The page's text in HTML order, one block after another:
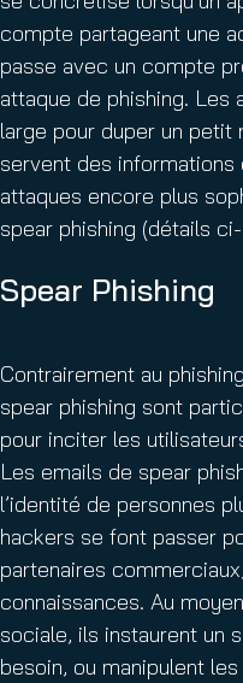
compte partageant une
passe avec un compte
attaque de phishing. Les
large pour duper un petit
servent des
attaques encore plus
spear phishing (détails
Spear Phishing
Contrairement au
spear phishing sont
pour inciter les
Les emails de spear
l’identité de personnes
hackers se font passer
partenaires
connaissances. Au
sociale, ils instaurent un
besoin, ou manipulent